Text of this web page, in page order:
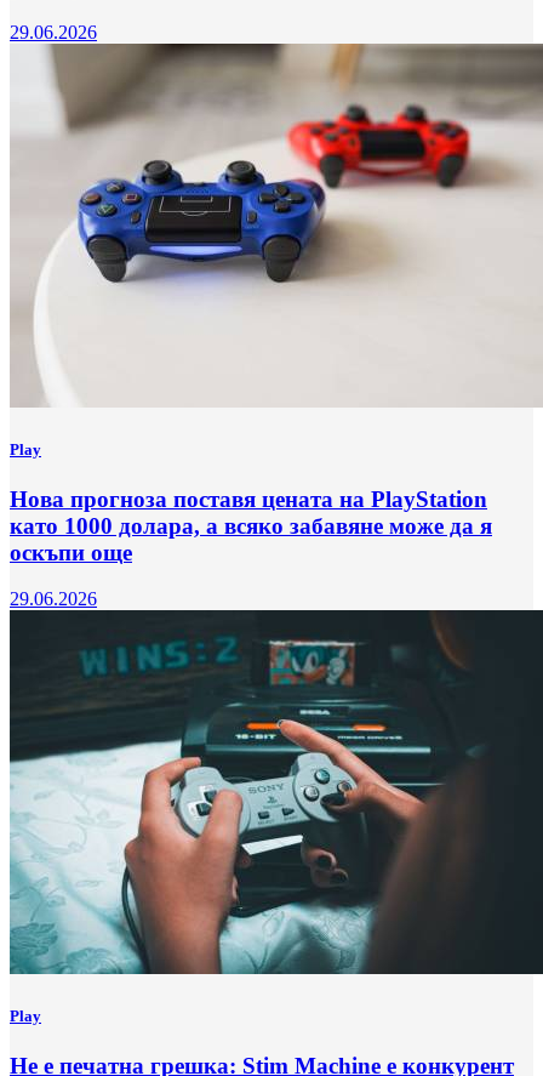
29.06.2026
Play
Нова прогноза поставя цената на РlayStation
като 1000 долара, а всяко забавяне може да я
оскъпи още
29.06.2026
Play
Не е печатна грешка: Stim Machine е конкурент